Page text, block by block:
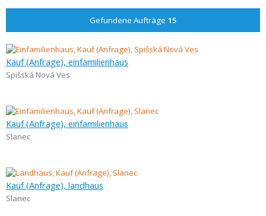
Gefundene Aufträge 15
Kauf (Anfrage), einfamilienhaus
Spišská Nová Ves
Kauf (Anfrage), einfamilienhaus
Slanec
Kauf (Anfrage), landhaus
Slanec